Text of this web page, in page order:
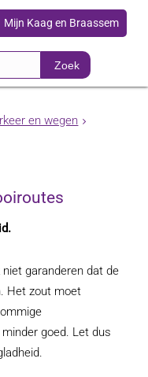
Mijn Kaag en Braassem
Zoek
en wegen
garanderen dat de
Het zout moet
goed. Let dus